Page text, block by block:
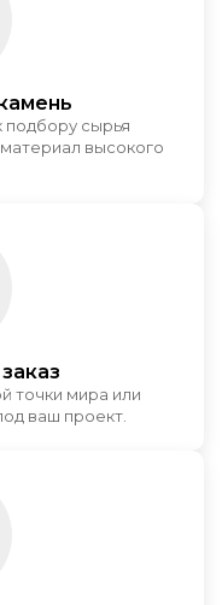
сырья
высокого
точки мира или
ваш проект.